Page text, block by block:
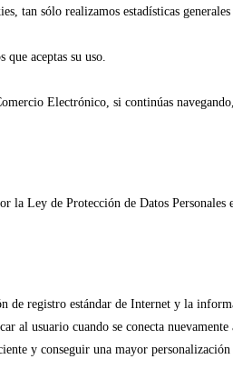
sólo realizamos estadísticas
aceptas su uso.
Electrónico, si continúas
Ley de Protección de Datos
registro estándar de Internet y la
al usuario cuando se conecta
y conseguir una mayor